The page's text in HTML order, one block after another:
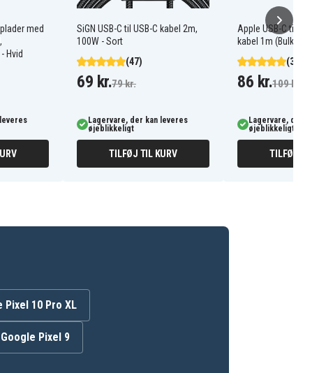
med
Hvid
SiGN USB-C til USB-C kabel 2m,
100W - Sort
(47)
69 kr.79 kr.
Lagervare, der kan leveres
øjeblikkeligt
TILFØJ TIL KURV
Apple USB-C til
kabel 1m (Bulk) - Hvidt
(31)
86 kr.109 kr.
Lagervare, der kan
øjeblikkeligt
TILFØJ TIL
Pixel 10 Pro XL
Google Pixel 9